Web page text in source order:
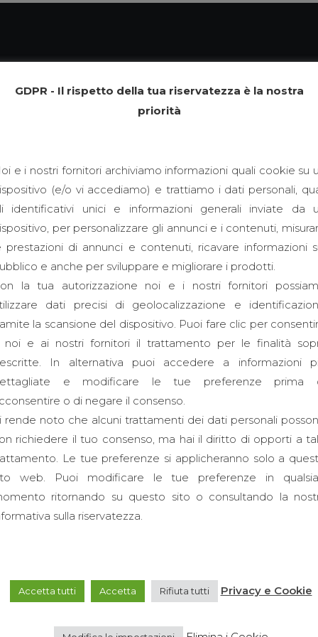
GDPR - Il rispetto della tua riservatezza è la nostra
priorità
e i nostri fornitori archiviamo informazioni quali cookie su
(e/o vi accediamo) e trattiamo i dati personali,
identificativi unici e informazioni generali inviate da
per personalizzare gli annunci e i contenuti,
prestazioni di annunci e contenuti, ricavare informazioni
e anche per sviluppare e migliorare i prodotti.
la tua autorizzazione noi e i nostri fornitori
dati precisi di geolocalizzazione e
la scansione del dispositivo. Puoi fare clic per
noi e ai nostri fornitori il trattamento per le finalità
In alternativa puoi accedere a informazioni
e modificare le tue preferenze prima
o di negare il consenso.
rende noto che alcuni trattamenti dei dati personali
richiedere il tuo consenso, ma hai il diritto di opporti a
Le tue preferenze si applicheranno solo a
web. Puoi modificare le tue preferenze in
ritornando su questo sito o consultando la
sulla riservatezza.
Accetta tutti Accetta Rifiuta tutti Privacy e Cookie